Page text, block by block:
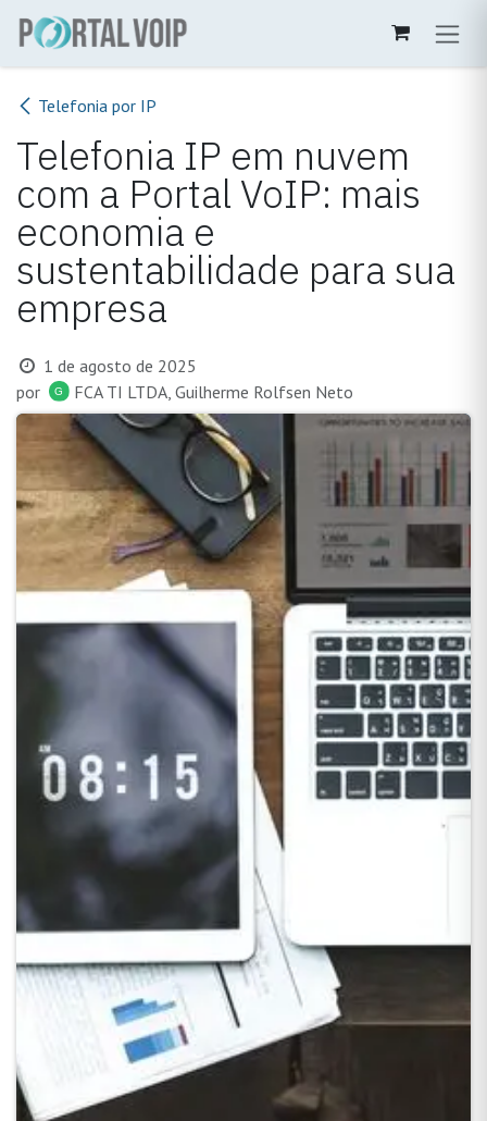
Pular para o conteúdo
Telefonia por IP
Telefonia IP em nuvem
com a Portal VoIP: mais
economia e
sustentabilidade para sua
empresa
1 de agosto de 2025
por
FCA TI LTDA, Guilherme Rolfsen Neto